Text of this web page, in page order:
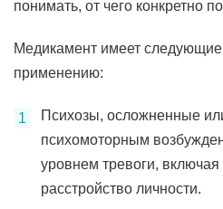
понимать, от чего конкретно
Медикамент имеет следующие
применению:
Психозы, осложненные
психомоторным
уровнем тревоги,
расстройство личности.